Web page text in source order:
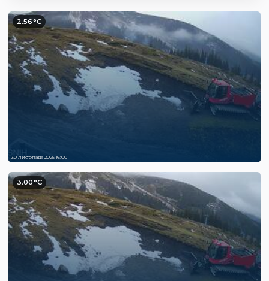
2.56°C
30 листопада 2025 16:00
3.00°C